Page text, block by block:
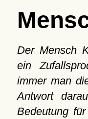
Der Mensch
ein
immer man
Antwort
Bedeutung